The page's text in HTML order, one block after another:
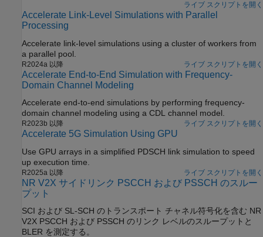
ライブ スクリプトを開く
Accelerate Link-Level Simulations with Parallel
Processing
Accelerate link-level simulations using a cluster of workers from
a parallel pool.
R2024a 以降 ライブ スクリプトを開く
Accelerate End-to-End Simulation with Frequency-
Domain Channel Modeling
Accelerate end-to-end simulations by performing frequency-
domain channel modeling using a CDL channel model.
R2023b 以降 ライブ スクリプトを開く
Accelerate 5G Simulation Using GPU
Use GPU arrays in a simplified PDSCH link simulation to speed
up execution time.
R2025a 以降 ライブ スクリプトを開く
NR V2X サイドリンク PSCCH および PSSCH のスルー
プット
SCI および SL-SCH のトランスポート チャネル符号化を含む NR
V2X PSCCH および PSSCH のリンク レベルのスループットと
BLER を測定する。